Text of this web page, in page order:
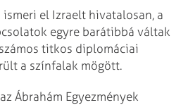
ismeri el Izraelt hivatalosan, a
egyre barátibbá váltak
titkos diplomáciai
a színfalak mögött.
Ábrahám Egyezmények